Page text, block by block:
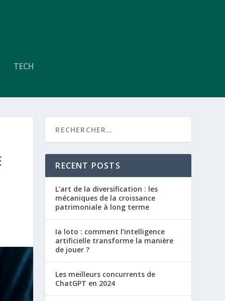
TECH
RECENT POSTS
L’art de la diversification : les
mécaniques de la croissance
patrimoniale à long terme
Ia loto : comment l’intelligence
artificielle transforme la manière
de jouer ?
Les meilleurs concurrents de
ChatGPT en 2024